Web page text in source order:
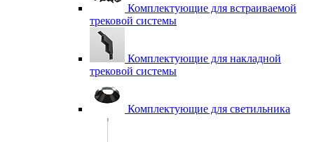
Комплектующие для встраиваемой
трековой системы
Комплектующие для накладной
трековой системы
Комплектующие для светильника